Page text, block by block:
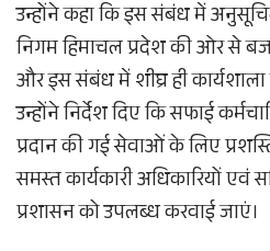
उन्होंने कहा कि इस संबंध में
निगम हिमाचल प्रदेश की ओर से
और इस संबंध में शीघ्र ही
उन्होंने निर्देश दिए कि सफाई
प्रदान की गई सेवाओं के लिए
समस्त कार्यकारी अधिकारियों एवं
प्रशासन को उपलब्ध करवाई जाएं।